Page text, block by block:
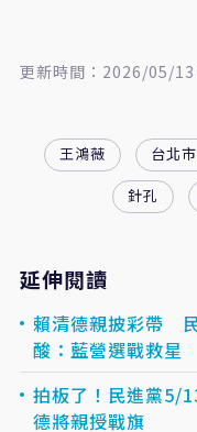
更新時間：2026/05/
王鴻薇 台北
針孔
延伸閱讀
賴清德親披彩帶
酸：藍營選戰救星
拍板了！民進黨5/
德將親授戰旗